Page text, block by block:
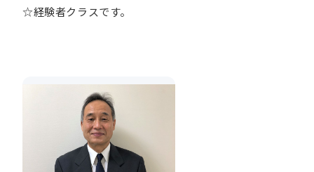
☆経験者クラスです。